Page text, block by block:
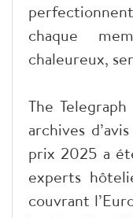
chaque
chaleureux,
The
archives
prix 2025 a
experts
couvrant